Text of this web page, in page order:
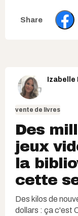
Izabelle
vente de livres
Des
jeux
la
cette
Des kilos de
dollars : ça c'est